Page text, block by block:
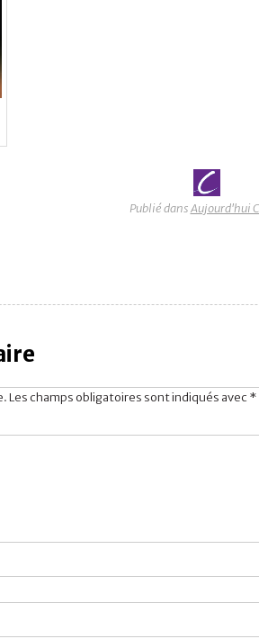
Publié dansAujourd'hui
Les champs obligatoires sont indiqués avec *